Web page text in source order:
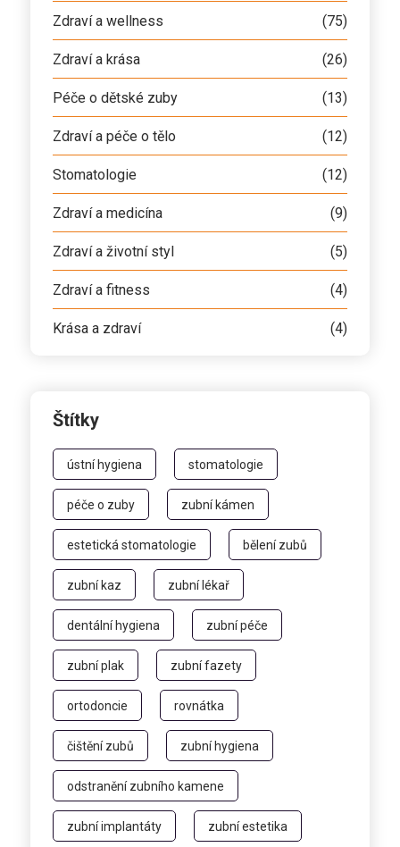
Zdraví a wellness (75)
Zdraví a krása (26)
Péče o dětské zuby (13)
Zdraví a péče o tělo (12)
Stomatologie (12)
Zdraví a medicína (9)
Zdraví a životní styl (5)
Zdraví a fitness (4)
Krása a zdraví (4)
Štítky
ústní hygiena stomatologie
péče o zuby zubní kámen
estetická stomatologie bělení zubů
zubní kaz zubní lékař
dentální hygiena zubní péče
zubní plak zubní fazety
ortodoncie rovnátka
čištění zubů zubní hygiena
odstranění zubního kamene
zubní implantáty zubní estetika